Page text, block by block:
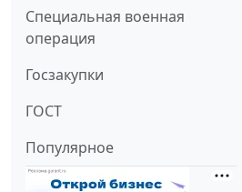
Специальная военная
операция
Госзакупки
ГОСТ
Популярное